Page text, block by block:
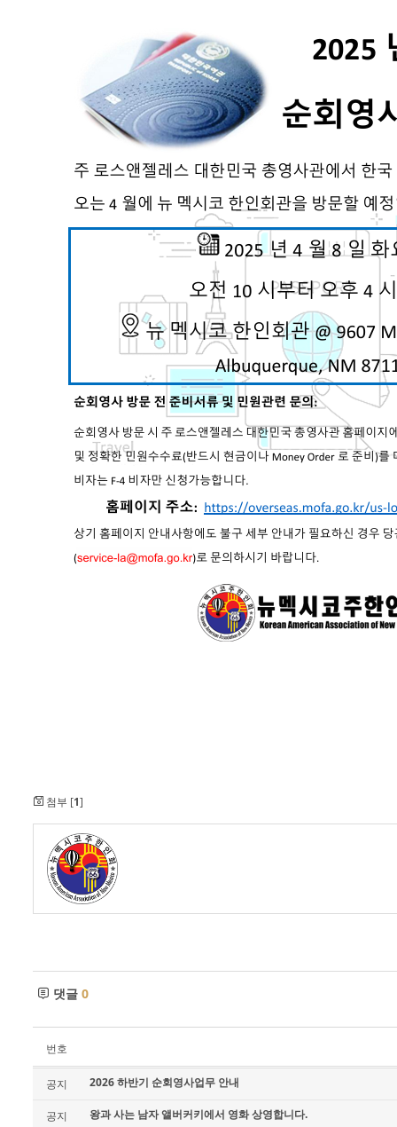
첨부 [1]
댓글 0
번호
공지 2026 하반기 순회영사업무 안내
공지 왕과 사는 남자 앨버커키에서 영화 상영합니다.
한국학교(Language School)